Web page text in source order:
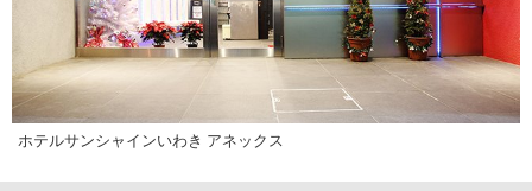
ホテルサンシャインいわき アネックス